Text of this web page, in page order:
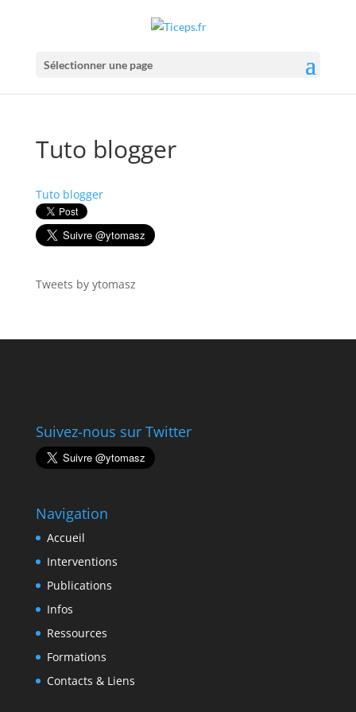
Sélectionner une page
Tuto blogger
Tuto blogger
Tweets by ytomasz
Suivez-nous sur Twitter
Navigation
Accueil
Interventions
Publications
Infos
Ressources
Formations
Contacts & Liens